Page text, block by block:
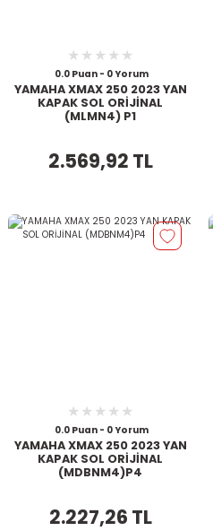
0.0 Puan - 0 Yorum
YAMAHA XMAX 250 2023 YAN
KAPAK SOL ORİJİNAL
(MLMN4) P1
2.569,92 TL
0.0 Puan - 0 Yorum
YAMAHA XMAX 250 2023 YAN
KAPAK SOL ORİJİNAL
(MDBNM4)P4
2.227,26 TL